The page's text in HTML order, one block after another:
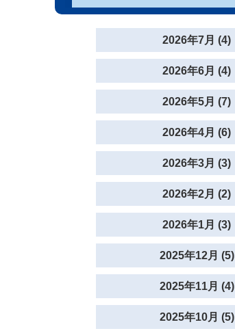
2026年7月 (4)
2026年6月 (4)
2026年5月 (7)
2026年4月 (6)
2026年3月 (3)
2026年2月 (2)
2026年1月 (3)
2025年12月 (5)
2025年11月 (4)
2025年10月 (5)